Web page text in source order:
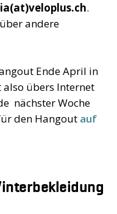
.
andere
Ende April in
übers Internet
nächster Woche
den Hangout auf